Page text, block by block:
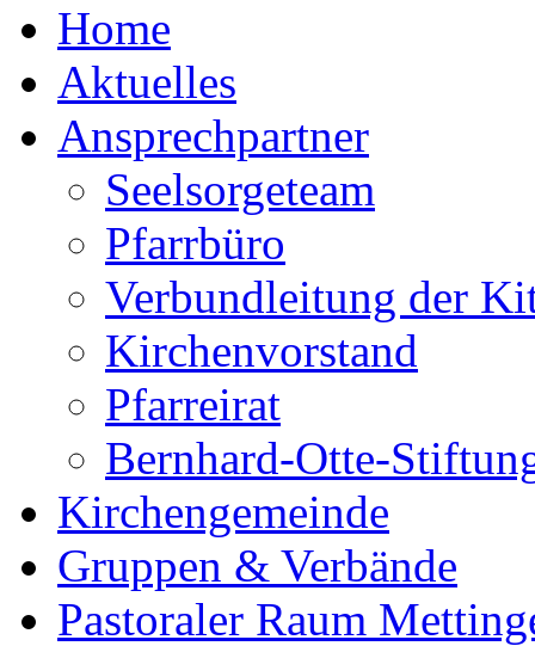
Home
Aktuelles
Ansprechpartner
Seelsorgeteam
Pfarrbüro
Verbundleitung der
Kirchenvorstand
Pfarreirat
Bernhard-Otte-
Kirchengemeinde
Gruppen & Verbände
Pastoraler Raum